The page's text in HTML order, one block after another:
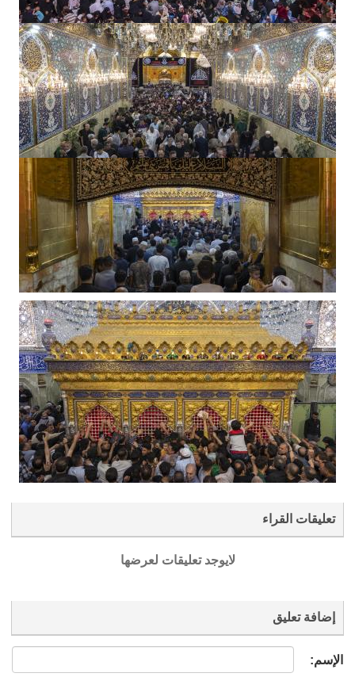
تعليقات القراء
لايوجد تعليقات لعرضها
إضافة تعليق
الإسم: